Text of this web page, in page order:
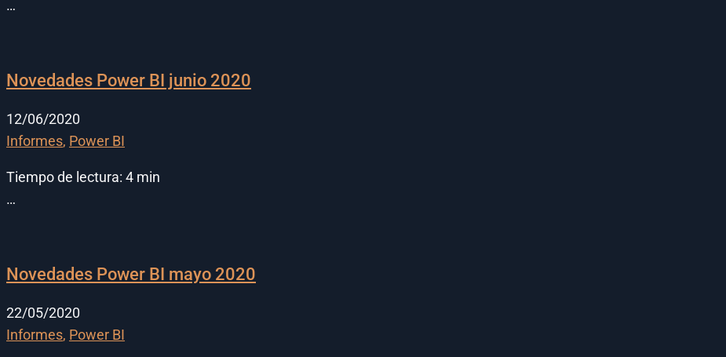
…
Novedades Power BI junio 2020
12/06/2020
Informes, Power BI
Tiempo de lectura: 4 min
…
Novedades Power BI mayo 2020
22/05/2020
Informes, Power BI